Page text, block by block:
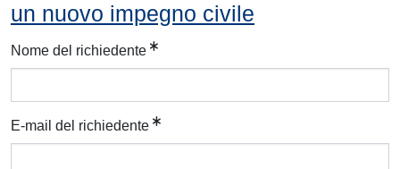
un nuovo impegno civile
Nome del richiedente
E-mail del richiedente